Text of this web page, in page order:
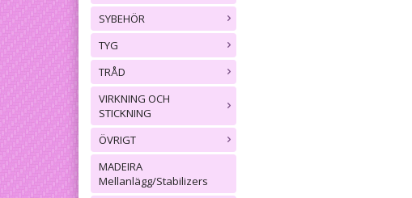
SYBEHÖR
TYG
TRÅD
VIRKNING OCH
STICKNING
ÖVRIGT
MADEIRA
Mellanlägg/Stabilizers